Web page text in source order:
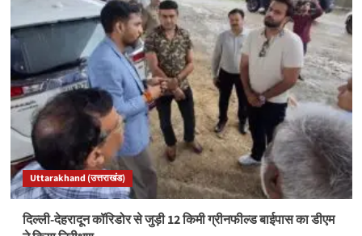
Uttarakhand (उत्तराखंड)
दिल्ली-देहरादून कॉरिडोर से जुड़ी 12 किमी ग्रीनफील्ड बाईपास का डीएम